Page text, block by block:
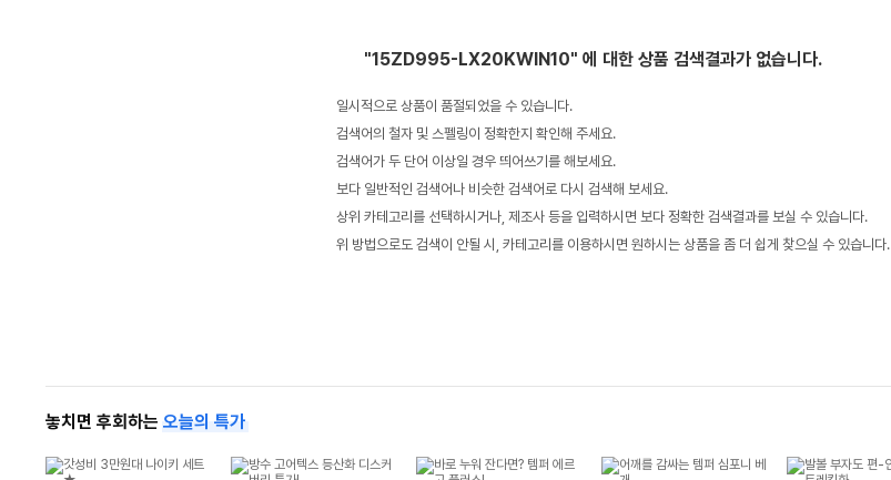
"15ZD995-LX20KWIN10" 에 대한 상품 검색결과가 없습니다.
일시적으로 상품이 품절되었을 수 있습니다.
검색어의 철자 및 스펠링이 정확한지 확인해 주세요.
검색어가 두 단어 이상일 경우 띄어쓰기를 해보세요.
보다 일반적인 검색어나 비슷한 검색어로 다시 검색해 보세요.
상위 카테고리를 선택하시거나, 제조사 등을 입력하시면 보다 정확한 검색결과를 보실 수 있습니다.
위 방법으로도 검색이 안될 시, 카테고리를 이용하시면 원하시는 상품을 좀 더 쉽게 찾으실 수 있습니다.
놓치면 후회하는 오늘의 특가